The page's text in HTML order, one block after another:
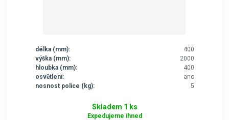
délka (mm):
400
výška (mm):
2000
hloubka (mm):
400
osvětlení:
ano
nosnost police (kg):
5
Skladem 1 ks
Expedujeme ihned